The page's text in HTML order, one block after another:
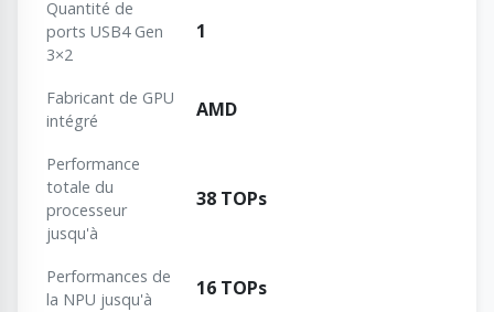
Quantité de
ports USB4 Gen
3×2
1
Fabricant de GPU
intégré
AMD
Performance
totale du
processeur
jusqu'à
38 TOPs
Performances de
la NPU jusqu'à
16 TOPs